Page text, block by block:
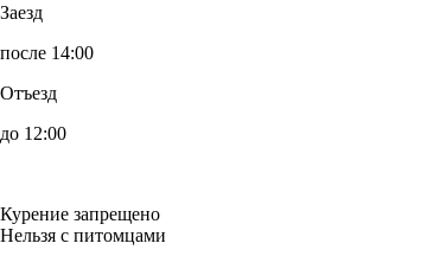
Заезд
после 14:00
Отъезд
до 12:00
Курение запрещено
Нельзя с питомцами